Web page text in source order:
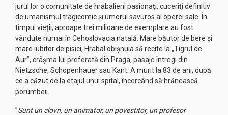
jurul lor o comunitate de hrabalieni pasionaţi, cuceriţi definitiv
de umanismul tragicomic şi umorul savuros al operei sale. În
timpul vieţii, aproape trei milioane de exemplare au fost
vândute numai în Cehoslovacia natală. Mare băutor de bere şi
mare iubitor de pisici, Hrabal obişnuia să recite la „Tigrul de
Aur”, crâşma lui preferată din Praga, pasaje întregi din
Nietzsche, Schopenhauer sau Kant. A murit la 83 de ani, după
ce a căzut de la etajul unui spital, încercând să hrănească
porumbeii.
”Sunt un clovn, un animator, un povestitor, un profesor